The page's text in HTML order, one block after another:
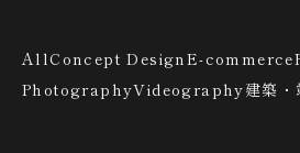
AllConcept DesignE-commerce
PhotographyVideography建築